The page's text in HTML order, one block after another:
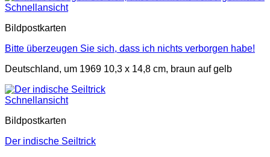
Schnellansicht
Bildpostkarten
Bitte überzeugen Sie sich, dass ich nichts verborgen habe!
Deutschland, um 1969 10,3 x 14,8 cm, braun auf gelb
Schnellansicht
Bildpostkarten
Der indische Seiltrick